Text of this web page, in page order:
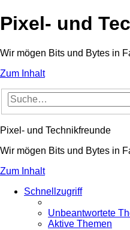
Pixel- und
Wir mögen Bits und Bytes in
Zum Inhalt
Pixel- und Technikfreunde
Wir mögen Bits und Bytes in
Zum Inhalt
Schnellzugriff
Unbeantwortete
Aktive Themen